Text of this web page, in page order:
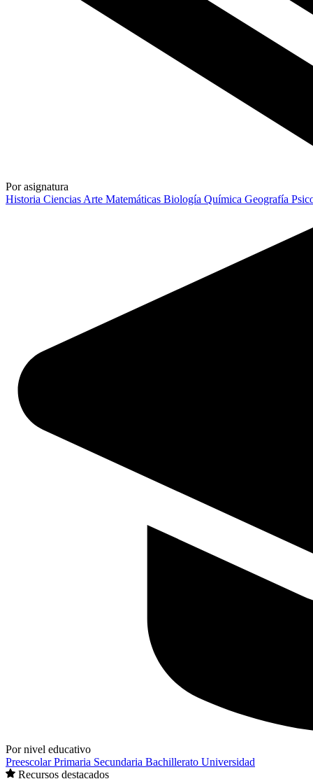
Por asignatura
Historia Ciencias Arte Matemáticas Biología Química Geografía
Por nivel educativo
PreescolarPrimaria Secundaria Bachillerato Universidad
Recursos destacados